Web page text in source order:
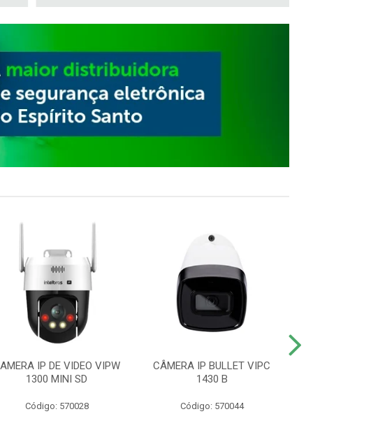
IP DE VIDEO VIPW
1300 MINI SD
Código: 570028
CÂMERA IP BULLET VIPC
1430 B
Código: 570044